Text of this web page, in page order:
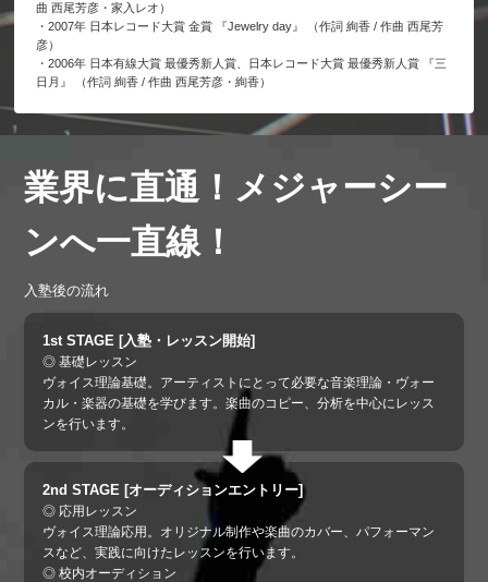
曲 西尾芳彦・家入レオ）
・2007年 日本レコード大賞 金賞 『Jewelry day』 （作詞 絢香 / 作曲 西尾芳
彦）
・2006年 日本有線大賞 最優秀新人賞、日本レコード大賞 最優秀新人賞 『三
日月』 （作詞 絢香 / 作曲 西尾芳彦・絢香）
業界に直通！メジャーシー
ンへ一直線！
入塾後の流れ
1st STAGE [入塾・レッスン開始]
◎ 基礎レッスン
ヴォイス理論基礎。アーティストにとって必要な音楽理論・ヴォー
カル・楽器の基礎を学びます。楽曲のコピー、分析を中心にレッス
ンを行います。
2nd STAGE [オーディションエントリー]
◎ 応用レッスン
ヴォイス理論応用。オリジナル制作や楽曲のカバー、パフォーマン
スなど、実践に向けたレッスンを行います。
◎ 校内オーディション